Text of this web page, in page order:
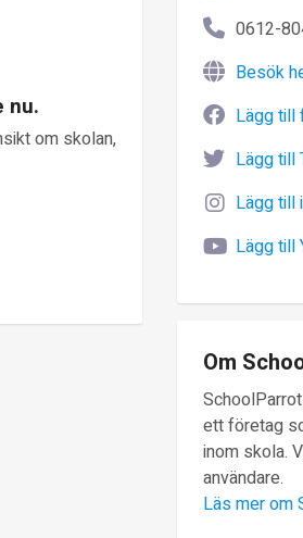
nu.
om skolan,
0612-
Besök
Lägg till
Lägg till
Lägg till
Lägg till
Om
ett företag
inom skola.
användare.
Läs mer om